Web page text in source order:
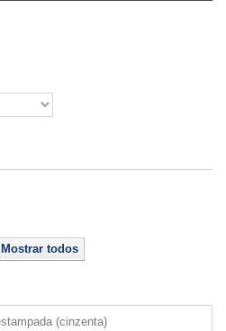
Mostrar todos